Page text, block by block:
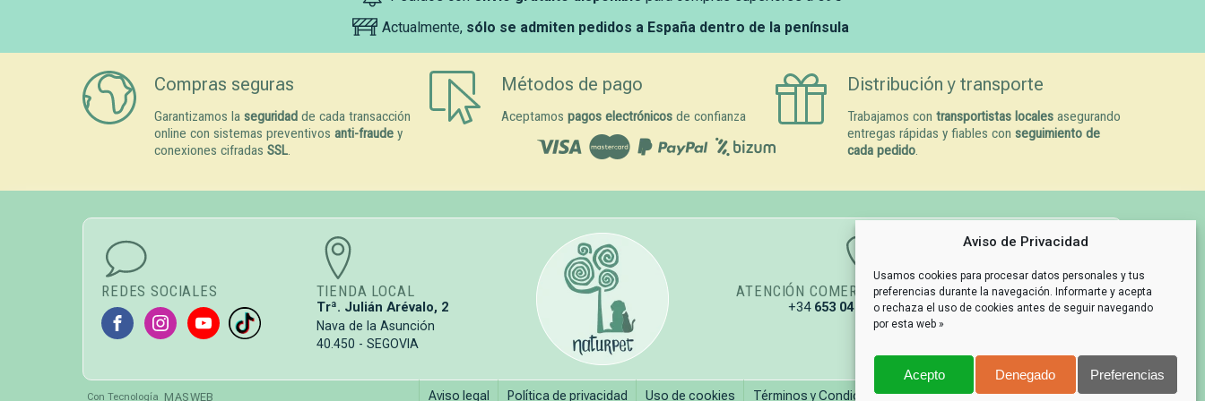
Aviso de Privacidad
Usamos cookies para procesar datos personales y tus
preferencias durante la navegación. Informarte y acepta
o rechaza el uso de cookies antes de seguir navegando
por esta web »
Acepto Denegado Preferencias
Actualmente, sólo se admiten pedidos a España dentro de la península
Compras seguras
Garantizamos la seguridad de cada transacción
online con sistemas preventivos anti-fraude y
conexiones cifradas SSL.
Métodos de pago
Aceptamos pagos electrónicosde confianza
Distribución y transporte
Trabajamos con transportistas locales asegurando
entregas rápidas y fiables conseguimiento de
cada pedido.
REDES SOCIALES TIENDA LOCAL
Trª. Julián Arévalo, 2
Nava de la Asunción
40.450 - SEGOVIA
ATENCIÓN COMERCIAL
+34 653 04 67 79
GESTIÓN DE PEDIDOS
info@naturpetmascotas.es
Con Tecnología MASWEB Aviso legal Política de privacidad Uso de cookies Términos y Condiciones de Compra Información y contacto